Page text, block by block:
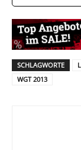
SCHLAGWORTE
WGT 2013